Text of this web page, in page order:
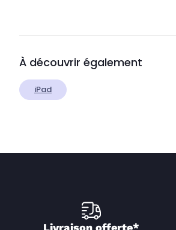
À découvrir également
iPad